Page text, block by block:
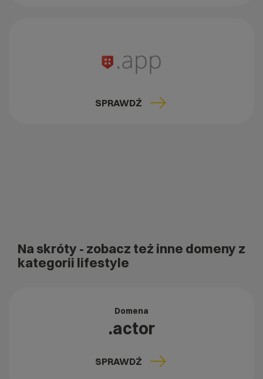
SPRAWDŹ
Na skróty - zobacz też inne domeny z
kategorii lifestyle
Domena
.actor
SPRAWDŹ